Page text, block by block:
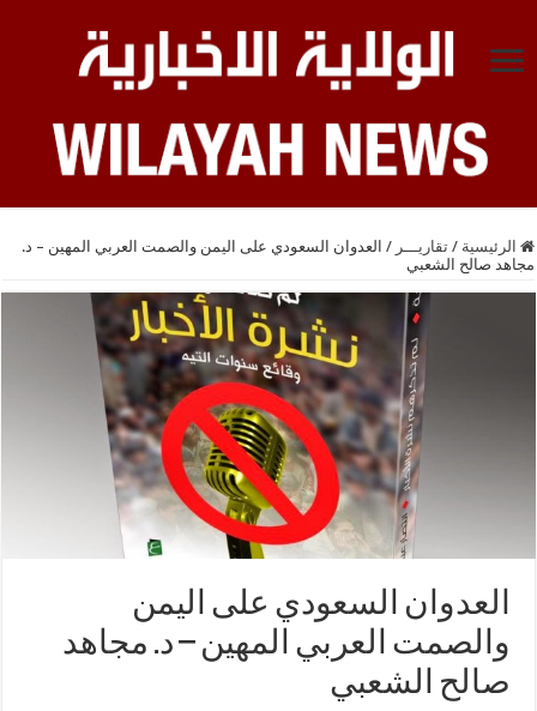
الرئيسية / تقاريـــر / العدوان السعودي على اليمن والصمت العربي المهين – د.
مجاهد صالح الشعبي
العدوان السعودي على اليمن
والصمت العربي المهين – د. مجاهد
صالح الشعبي